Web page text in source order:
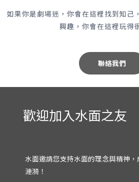
如果你是劇場迷，你會在這裡找到知己
興趣，你會在這裡玩得
聯絡我們
歡迎加入水面之友
水面邀請您支持水面的理念與精神
漣漪！